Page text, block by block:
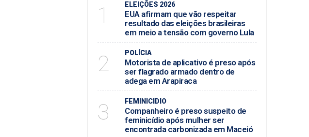
1 ELEIÇÕES 2026
EUA afirmam que vão respeitar
resultado das eleições brasileiras
em meio a tensão com governo Lula
2 POLÍCIA
Motorista de aplicativo é preso após
ser flagrado armado dentro de
adega em Arapiraca
3 FEMINICIDIO
Companheiro é preso suspeito de
feminicídio após mulher ser
encontrada carbonizada em Maceió